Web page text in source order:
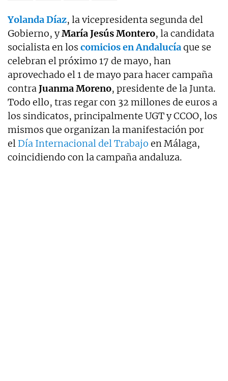
Yolanda Díaz, la vicepresidenta segunda del
Gobierno, yMaría Jesús Montero, la candidata
socialista en los comicios en Andalucíaque se
celebran el próximo 17 de mayo, han
aprovechado el 1 de mayo para hacer campaña
contraJuanma Moreno, presidente de la Junta.
Todo ello, tras regar con 32 millones de euros a
los sindicatos, principalmente UGT y CCOO, los
mismos que organizan la manifestación por
el Día Internacional del Trabajo en Málaga,
coincidiendo con la campaña andaluza.